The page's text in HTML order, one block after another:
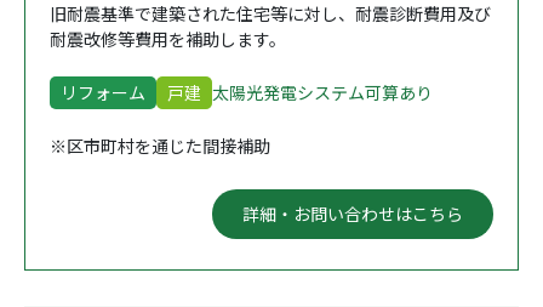
旧耐震基準で建築された住宅等に対し、耐震診断費用及び
耐震改修等費用を補助します。
リフォーム 戸建 太陽光発電システム可算あり
※区市町村を通じた間接補助
詳細・お問い合わせはこちら